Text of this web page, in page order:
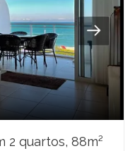
2 quartos, 88m²